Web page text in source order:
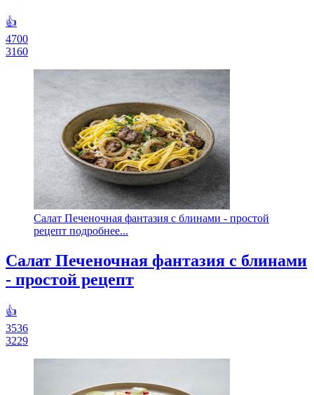
👍
4700
3160
Салат Печеночная фантазия с блинами - простой
рецепт подробнее...
Салат Печеночная фантазия с блинами
- простой рецепт
👍
3536
3229